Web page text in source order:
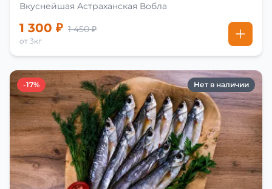
Вкуснейшая Астраханская Вобла
1 300 ₽ 1 450 ₽
от 3кг
-17% Нет в наличии